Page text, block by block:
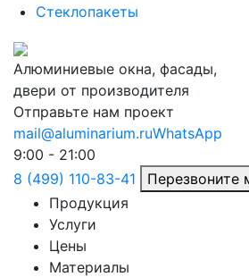
Стеклопакеты
Алюминиевые окна, фасады,
двери от производителя
Отправьте нам проект
mail@aluminarium.ruWhatsApp
9:00 - 21:00
8 (499) 110-83-41
Перезвоните
Продукция
Услуги
Цены
Материалы